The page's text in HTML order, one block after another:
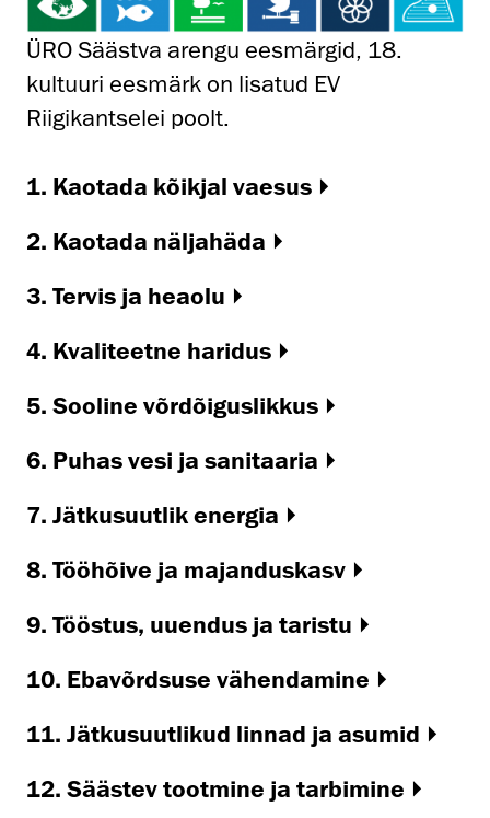
ÜRO Säästva arengu eesmärgid, 18.
kultuuri eesmärk on lisatud EV
Riigikantselei poolt.
1. Kaotada kõikjal vaesus
2. Kaotada näljahäda
3. Tervis ja heaolu
4. Kvaliteetne haridus
5. Sooline võrdõiguslikkus
6. Puhas vesi ja sanitaaria
7. Jätkusuutlik energia
8. Tööhõive ja majanduskasv
9. Tööstus, uuendus ja taristu
10. Ebavõrdsuse vähendamine
11. Jätkusuutlikud linnad ja asumid
12. Säästev tootmine ja tarbimine